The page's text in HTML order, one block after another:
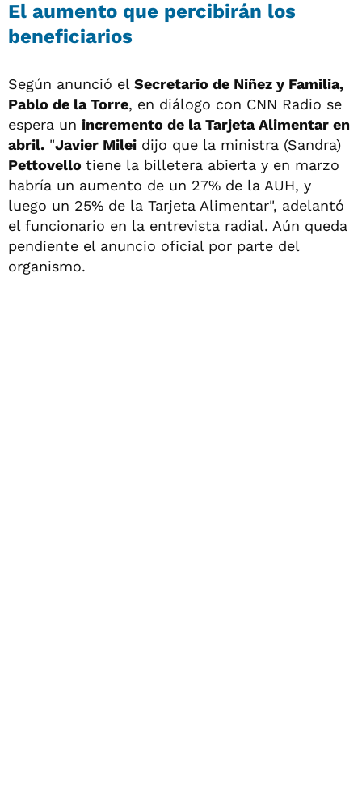
El aumento que percibirán los
beneficiarios
Según anunció el Secretario de Niñez y Familia,
Pablo de la Torre, en diálogo con CNN Radio se
espera un incremento de la Tarjeta Alimentar en
abril. "Javier Milei dijo que la ministra (Sandra)
Pettovello tiene la billetera abierta y en marzo
habría un aumento de un 27% de la AUH, y
luego un 25% de la Tarjeta Alimentar", adelantó
el funcionario en la entrevista radial. Aún queda
pendiente el anuncio oficial por parte del
organismo.